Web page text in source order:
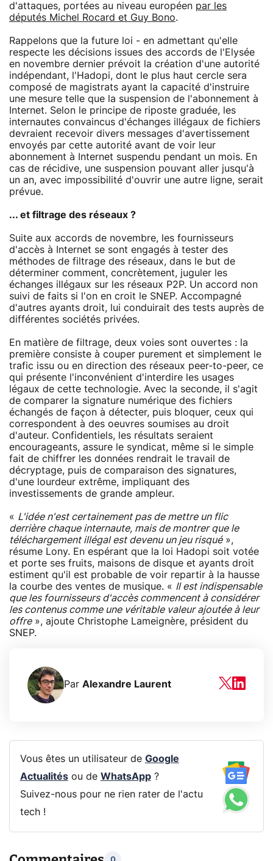
d'attaques, portées au niveau européen par les
députés Michel Rocard et Guy Bono.
Rappelons que la future loi - en admettant qu'elle
respecte les décisions issues des accords de l'Elysée
en novembre dernier prévoit la création d'une autorité
indépendant, l'Hadopi, dont le plus haut cercle sera
composé de magistrats ayant la capacité d'instruire
une mesure telle que la suspension de l'abonnement à
Internet. Selon le principe de riposte graduée, les
internautes convaincus d'échanges illégaux de fichiers
devraient recevoir divers messages d'avertissement
envoyés par cette autorité avant de voir leur
abonnement à Internet suspendu pendant un mois. En
cas de récidive, une suspension pouvant aller jusqu'à
un an, avec impossibilité d'ouvrir une autre ligne, serait
prévue.
... et filtrage des réseaux ?
Suite aux accords de novembre, les fournisseurs
d'accès à Internet se sont engagés à tester des
méthodes de filtrage des réseaux, dans le but de
déterminer comment, concrètement, juguler les
échanges illégaux sur les réseaux P2P. Un accord non
suivi de faits si l'on en croit le SNEP. Accompagné
d'autres ayants droit, lui conduirait des tests auprès de
différentes sociétés privées.
En matière de filtrage, deux voies sont ouvertes : la
première consiste à couper purement et simplement le
trafic issu ou en direction des réseaux peer-to-peer, ce
qui présente l'inconvénient d'interdire les usages
légaux de cette technologie. Avec la seconde, il s'agit
de comparer la signature numérique des fichiers
échangés de façon à détecter, puis bloquer, ceux qui
correspondent à des oeuvres soumises au droit
d'auteur. Confidentiels, les résultats seraient
encourageants, assure le syndicat, même si le simple
fait de chiffrer les données rendrait le travail de
décryptage, puis de comparaison des signatures,
d'une lourdeur extrême, impliquant des
investissements de grande ampleur.
« L'idée n'est certainement pas de mettre un flic
derrière chaque internaute, mais de montrer que le
téléchargement illégal est devenu un jeu risqué»,
résume Lony. En espérant que la loi Hadopi soit votée
et porte ses fruits, maisons de disque et ayants droit
estiment qu'il est probable de voir repartir à la hausse
la courbe des ventes de musique. « Il est indispensable
que les fournisseurs d'accès commencent à considérer
les contenus comme une véritable valeur ajoutée à leur
offre», ajoute Christophe Lameignère, président du
SNEP.
Par Alexandre Laurent
Vous êtes un utilisateur de Google
Actualitésou de WhatsApp?
Suivez-nous pour ne rien rater de l'actu
tech !